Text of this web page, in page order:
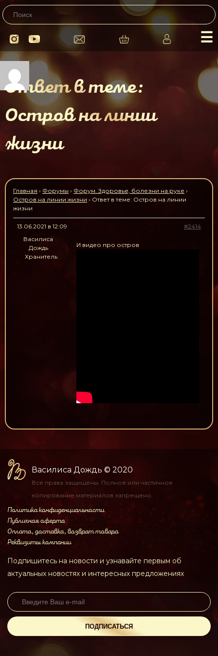
☰
Ответ в теме:
Остров на линии
жизни
Главная › Форумы › Форум. Здоровье, болезни на руке ›
Остров на линии жизни › Ответ в теме: Остров на линии
жизни
13.06.2021 в 12:09
#2414
Василиса
Дождь
Хранитель
И видео про остров
Василиса Дождь © 2020
Все права защищены. Полное или частичное
копирование материалов запрещено.
Политика конфиденциальности
Публичная оферта
Оплата, доставка, возврат товара
Реквизиты компании
Подпишитесь на новости и узнавайте первым об
актуальных новостях и интересных предложениях
ПОДПИСАТЬСЯ